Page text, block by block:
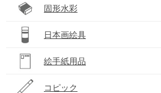
固形水彩
日本画絵具
絵手紙用品
コピック